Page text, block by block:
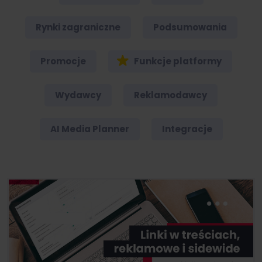
Rynki zagraniczne Podsumowania
Promocje Funkcje platformy
Wydawcy Reklamodawcy
AI Media Planner Integracje